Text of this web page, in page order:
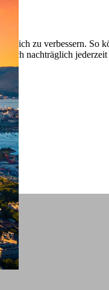
zu verbessern. So
auch nachträglich